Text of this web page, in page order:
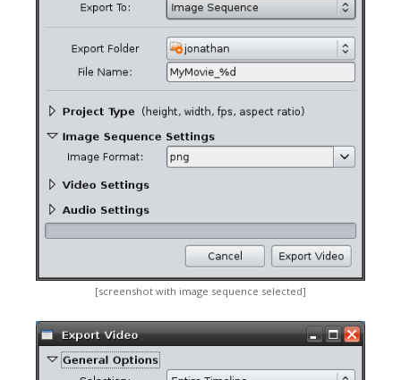
[screenshot with image sequence selected]